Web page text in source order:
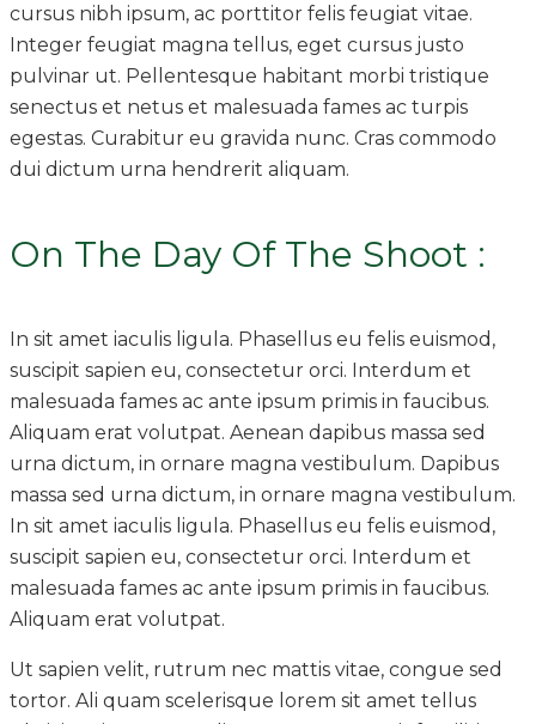
cursus nibh ipsum, ac porttitor felis feugiat vitae.
Integer feugiat magna tellus, eget cursus justo
pulvinar ut. Pellentesque habitant morbi tristique
senectus et netus et malesuada fames ac turpis
egestas. Curabitur eu gravida nunc. Cras commodo
dui dictum urna hendrerit aliquam.
On The Day Of The Shoot :
In sit amet iaculis ligula. Phasellus eu felis euismod,
suscipit sapien eu, consectetur orci. Interdum et
malesuada fames ac ante ipsum primis in faucibus.
Aliquam erat volutpat. Aenean dapibus massa sed
urna dictum, in ornare magna vestibulum. Dapibus
massa sed urna dictum, in ornare magna vestibulum.
In sit amet iaculis ligula. Phasellus eu felis euismod,
suscipit sapien eu, consectetur orci. Interdum et
malesuada fames ac ante ipsum primis in faucibus.
Aliquam erat volutpat.
Ut sapien velit, rutrum nec mattis vitae, congue sed
tortor. Ali quam scelerisque lorem sit amet tellus